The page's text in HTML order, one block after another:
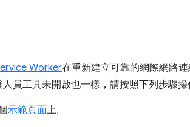
Worker在重新建立可靠的網際網路
員工具未開啟也一樣，請按照下列步驟操
示範頁面上。